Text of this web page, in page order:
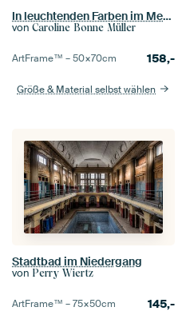
In leuchtenden Farben im Meer treibend
von Caroline Bonne Müller
ArtFrame™ –50×70cm 158,-
Größe & Material selbst wählen
Stadtbad im Niedergang
von Perry Wiertz
ArtFrame™ –75×50cm 145,-